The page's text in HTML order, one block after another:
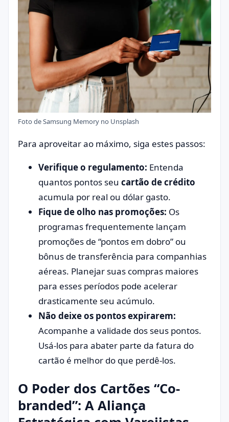
Foto deSamsung Memory no Unsplash
Para aproveitar ao máximo, siga estes passos:
Verifique o regulamento: Entenda
quantos pontos seu cartão de crédito
acumula por real ou dólar gasto.
Fique de olho nas promoções: Os
programas frequentemente lançam
promoções de “pontos em dobro” ou
bônus de transferência para companhias
aéreas. Planejar suas compras maiores
para esses períodos pode acelerar
drasticamente seu acúmulo.
Não deixe os pontos expirarem:
Acompanhe a validade dos seus pontos.
Usá-los para abater parte da fatura do
cartão é melhor do que perdê-los.
O Poder dos Cartões “Co-
branded”: A Aliança